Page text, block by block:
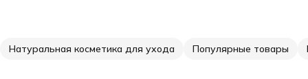
Натуральная косметика для ухода Популярные товары